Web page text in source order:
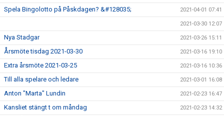
Spela Bingolotto på Påskdagen? &#128035; 2021-04-01 07:41
2021-03-30 12:07
Nya Stadgar 2021-03-26 15:11
Årsmöte tisdag 2021-03-30 2021-03-16 19:10
Extra årsmöte 2021-03-25 2021-03-16 10:36
Till alla spelare och ledare 2021-03-01 16:08
Anton "Marta" Lundin 2021-02-23 16:47
Kansliet stängt t om måndag 2021-02-23 14:32